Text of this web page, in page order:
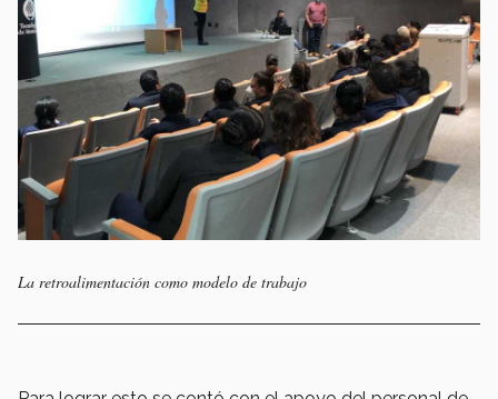
La retroalimentación como modelo de trabajo